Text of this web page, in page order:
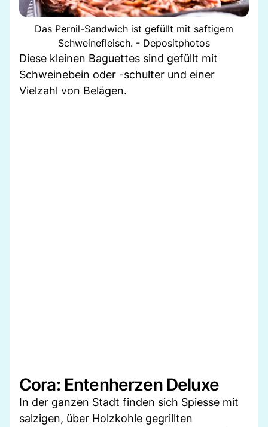
Das Pernil-Sandwich ist gefüllt mit saftigem
Schweinefleisch. - Depositphotos
Diese kleinen Baguettes sind gefüllt mit
Schweinebein oder -schulter und einer
Vielzahl von Belägen.
Cora: Entenherzen Deluxe
In der ganzen Stadt finden sich Spiesse mit
salzigen, über Holzkohle gegrillten